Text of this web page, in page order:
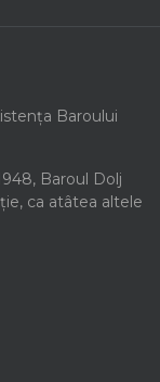
Baroului
Baroul Dolj
ca atâtea altele